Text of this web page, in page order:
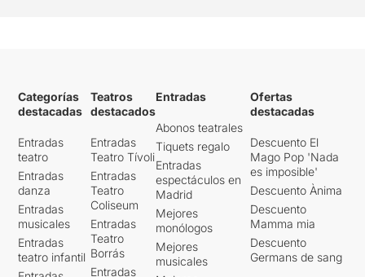
Categorías
destacadas
Entradas
teatro
Entradas
danza
Entradas
musicales
Entradas
teatro infantil
Teatros
destacados
Entradas
Teatro Tívoli
Entradas
Teatro
Coliseum
Entradas
Teatro
Borrás
Entradas
Entradas
Abonos teatrales
Tiquets regalo
Entradas
espectáculos en
Madrid
Mejores
monólogos
Mejores
musicales
Ofertas
destacadas
Descuento El
Mago Pop 'Nada
es imposible'
Descuento Ànima
Descuento
Mamma mia
Descuento
Germans de sang